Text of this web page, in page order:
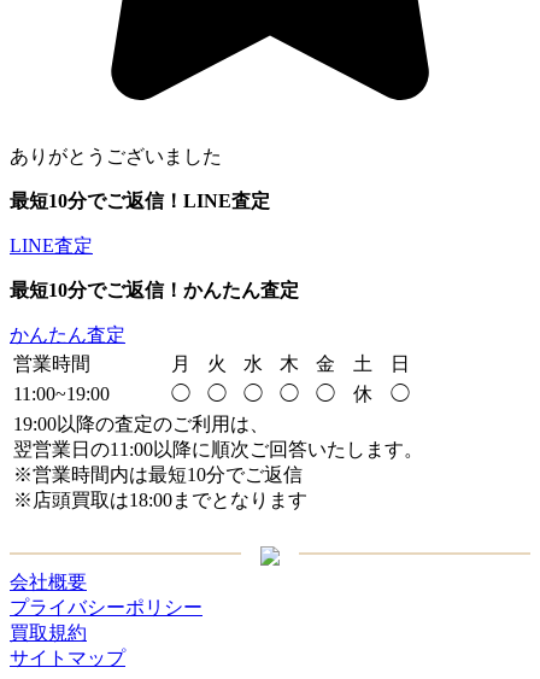
ありがとうございました
最短10分でご返信！ LINE査定
LINE査定
最短10分でご返信！ かんたん査定
かんたん査定
営業時間
月 火 水 木 金 土
日
11:00~19:00
◯ ◯ ◯ ◯ ◯ 休
◯
19:00以降の査定のご利用は、
翌営業日の11:00以降に順次ご回答いたします。
※営業時間内は最短10分でご返信
※店頭買取は18:00までとなります
会社概要
プライバシーポリシー
買取規約
サイトマップ